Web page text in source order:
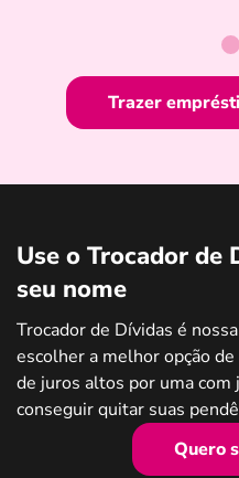
Trazer
Use o Trocador de
seu nome
Trocador de Dívidas é
escolher a melhor opção
de juros altos por uma com
conseguir quitar suas
Quero